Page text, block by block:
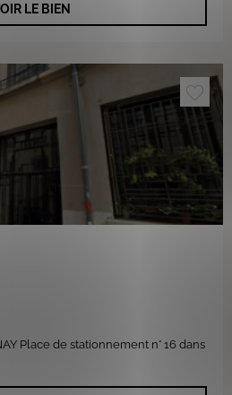
LE BIEN
Place de stationnement n° 16 dans